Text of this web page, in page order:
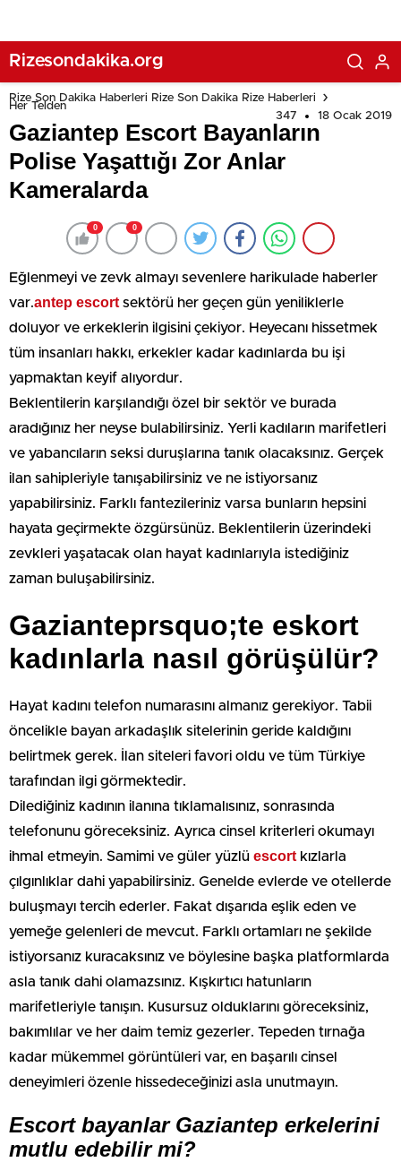
Rizesondakika.org
Rize Son Dakika Haberleri Rize Son Dakika Rize Haberleri
Her Telden
347
18 Ocak 2019
Gaziantep Escort Bayanların
Polise Yaşattığı Zor Anlar
Kameralarda
0 0
Eğlenmeyi ve zevk almayı sevenlere harikulade haberler
var.antep escort sektörü her geçen gün yeniliklerle
doluyor ve erkeklerin ilgisini çekiyor. Heyecanı hissetmek
tüm insanları hakkı, erkekler kadar kadınlarda bu işi
yapmaktan keyif alıyordur.
Beklentilerin karşılandığı özel bir sektör ve burada
aradığınız her neyse bulabilirsiniz. Yerli kadıların marifetleri
ve yabancıların seksi duruşlarına tanık olacaksınız. Gerçek
ilan sahipleriyle tanışabilirsiniz ve ne istiyorsanız
yapabilirsiniz. Farklı fantezileriniz varsa bunların hepsini
hayata geçirmekte özgürsünüz. Beklentilerin üzerindeki
zevkleri yaşatacak olan hayat kadınlarıyla istediğiniz
zaman buluşabilirsiniz.
Gazianteprsquo;te eskort
kadınlarla nasıl görüşülür?
Hayat kadını telefon numarasını almanız gerekiyor. Tabii
öncelikle bayan arkadaşlık sitelerinin geride kaldığını
belirtmek gerek. İlan siteleri favori oldu ve tüm Türkiye
tarafından ilgi görmektedir.
Dilediğiniz kadının ilanına tıklamalısınız, sonrasında
telefonunu göreceksiniz. Ayrıca cinsel kriterleri okumayı
ihmal etmeyin. Samimi ve güler yüzlü escort kızlarla
çılgınlıklar dahi yapabilirsiniz. Genelde evlerde ve otellerde
buluşmayı tercih ederler. Fakat dışarıda eşlik eden ve
yemeğe gelenleri de mevcut. Farklı ortamları ne şekilde
istiyorsanız kuracaksınız ve böylesine başka platformlarda
asla tanık dahi olamazsınız. Kışkırtıcı hatunların
marifetleriyle tanışın. Kusursuz olduklarını göreceksiniz,
bakımlılar ve her daim temiz gezerler. Tepeden tırnağa
kadar mükemmel görüntüleri var, en başarılı cinsel
deneyimleri özenle hissedeceğinizi asla unutmayın.
Escort bayanlar Gaziantep erkelerini
mutlu edebilir mi?